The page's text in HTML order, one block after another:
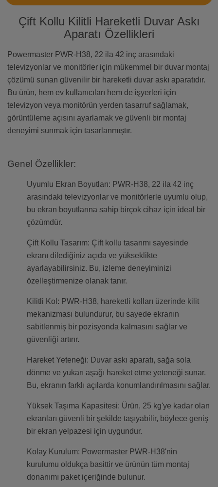
Çift Kollu Kilitli Hareketli Duvar Askı
Aparatı Özellikleri
Powermaster PWR-H38, 22 ila 42 inç arasındaki
televizyonlar ve monitörler için mükemmel bir duvar montaj
çözümü sunan güvenilir bir hareketli duvar askı aparatıdır.
Bu ürün, hem ev kullanıcıları hem de işyerleri için
televizyon veya monitörün yerden tasarruf sağlamak,
görüntüleme açısını ayarlamak ve güvenli bir montaj
deneyimi sunmak için tasarlanmıştır.
Genel Özellikler:
Uyumlu Ekran Boyutları: PWR-H38, 22 ila 42 inç
arasındaki televizyonlar ve monitörlerle uyumlu olup,
bu ekran boyutlarına sahip birçok cihaz için ideal bir
çözümdür.
Çift Kollu Tasarım: Çift kollu tasarımı sayesinde
ekranı dilediğiniz açıda ve yükseklikte
ayarlayabilirsiniz. Bu, izleme deneyiminizi
özelleştirmenize olanak tanır.
Kilitli Kol: PWR-H38, hareketli kolları üzerinde kilit
mekanizması bulundurur, bu sayede ekranın
sabitlenmiş bir pozisyonda kalmasını sağlar ve
güvenliği artırır.
Hareket Yeteneği: Duvar askı aparatı, sağa sola
dönme ve yukarı aşağı hareket etme yeteneği sunar.
Bu, ekranın farklı açılarda konumlandırılmasını sağlar.
Yüksek Taşıma Kapasitesi: Ürün, 25 kg'ye kadar olan
ekranları güvenli bir şekilde taşıyabilir, böylece geniş
bir ekran yelpazesi için uygundur.
Kolay Kurulum: Powermaster PWR-H38'nin
kurulumu oldukça basittir ve ürünün tüm montaj
donanımı paket içeriğinde bulunur.